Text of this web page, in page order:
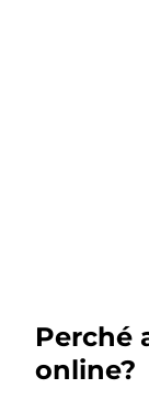
Perché
online?